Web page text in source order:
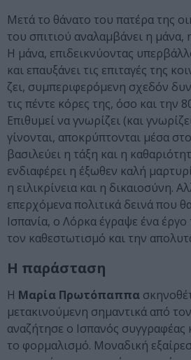
Μετά το θάνατο του πατέρα της
του σπιτιού αναλαμβάνει η
Η μάνα, επιδεικνύοντας
και επαυξάνει τις επιταγές της
ζει, συμπεριφερόμενη σχεδόν
τις πέντε κόρες της, όσο και την
Επιθυμεί να γνωρίζει (και
γίνονται, αποκρύπτονται μέσα
βασιλεύει η τάξη και η
ενδιαφέρει η έξωθεν καλή
η ειλικρίνεια και η δικαιοσύνη.
επερχόμενα πολιτικά δεινά που
Ισπανία, ο Λόρκα έγραψε ένα έργο
τον καθεστωτισμό και την
Η παράσταση
Η Μαρία Πρωτόπαππα
μετακινούμενη σημαντικά από
αναζήτησε ο Ισπανός συγγραφέας
το φορμαλισμό. Μοναδική